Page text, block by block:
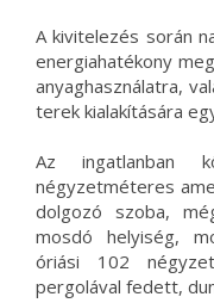
A kivitelezés során
energiahatékony
anyaghasználatra,
terek kialakítására
Az ingatlanban
négyzetméteres
dolgozó szoba,
mosdó helyiség,
óriási 102
pergolával fedett,